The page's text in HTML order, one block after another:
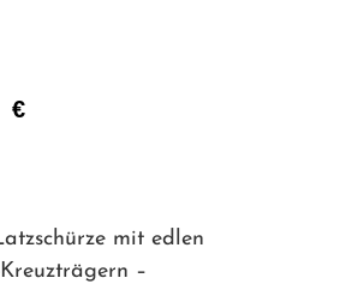
€
mit edlen
–